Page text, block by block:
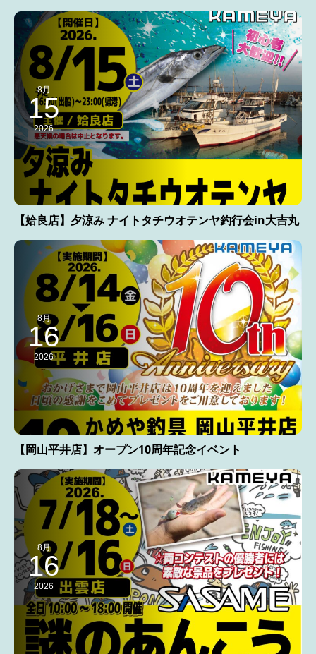
8月
15
2026
【姶良店】夕涼み ナイトタチウオテンヤ釣行会in大吉丸
8月
16
2026
【岡山平井店】オープン10周年記念イベント
8月
16
2026